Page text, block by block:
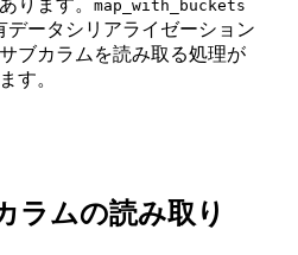
map_with_buckets
データシリアライゼーション
ブカラムを読み取る処理が
す。
ラムの読み取り